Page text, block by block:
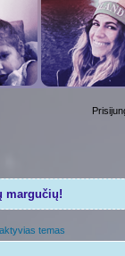
margučių!
temas